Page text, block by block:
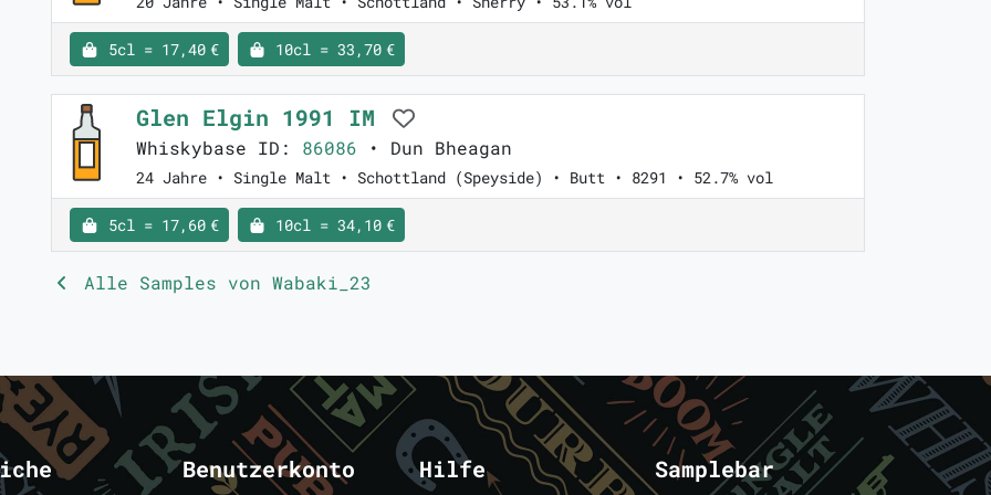
5cl = 17,40 € 10cl = 33,70 €
Glen Elgin 1991 IM
Whiskybase ID: 86086 • Dun Bheagan
24 Jahre • Single Malt • Schottland (Speyside) • Butt • 8291 • 52.7% vol
5cl = 17,60 € 10cl = 34,10 €
Alle Samples von Wabaki_23
Benutzerkonto Hilfe Samplebar